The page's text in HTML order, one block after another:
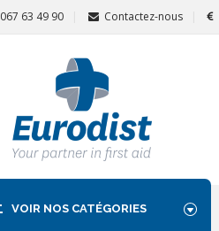
067 63 49 90 Contactez-nous
VOIR NOS CATÉGORIES